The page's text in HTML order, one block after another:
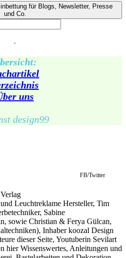
für Blogs, Newsletter, Presse
und Co.
-
uns
FB/Twitter
Leuchtreklame Hersteller, Tim
Sabine
sowie Christian & Ferya Gülcan,
Inhaber koozal Design
dieser Seite, Youtuberin Sevilart
hier Wissenswertes, Anleitungen und